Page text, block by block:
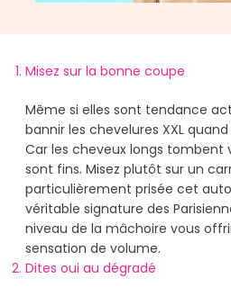
Misez sur la bonne coupe
Même si elles sont tendance
bannir les chevelures XXL
Car les cheveux longs tombent
sont fins. Misez plutôt sur un
particulièrement prisée cet
véritable signature des
niveau de la mâchoire vous
sensation de volume.
Dites oui au dégradé